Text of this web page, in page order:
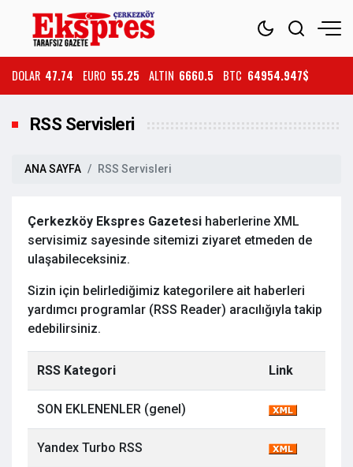
DOLAR 47.74 EURO 55.25 ALTIN 6660.5 BTC 64954.947$
RSS Servisleri
ANA SAYFA RSS Servisleri
Çerkezköy Ekspres Gazetesi haberlerine XML
servisimiz sayesinde sitemizi ziyaret etmeden de
ulaşabileceksiniz.
Sizin için belirlediğimiz kategorilere ait haberleri
yardımcı programlar (RSS Reader) aracılığıyla takip
edebilirsiniz.
RSS Kategori Link
SON EKLENENLER (genel)
Yandex Turbo RSS